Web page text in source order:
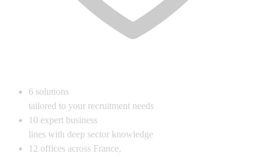
6 solutions
tailored to your recruitment needs
10 expert business
lines with deep sector knowledge
12 offices across France,